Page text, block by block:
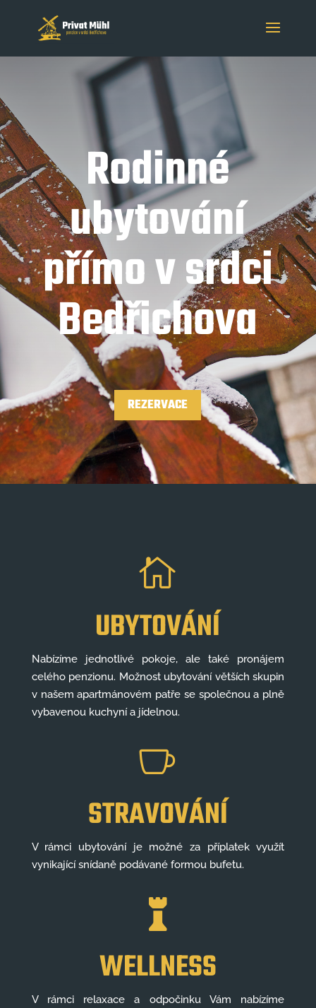
Rodinné
ubytování
přímo v srdci
Bedřichova
REZERVACE

UBYTOVÁNÍ
Nabízíme jednotlivé pokoje, ale také pronájem
celého penzionu. Možnost ubytování větších skupin
v našem apartmánovém patře se společnou a plně
vybavenou kuchyní a jídelnou.

STRAVOVÁNÍ
V rámci ubytování je možné za příplatek využít
vynikající snídaně podávané formou bufetu.

WELLNESS
V rámci relaxace a odpočinku Vám nabízíme